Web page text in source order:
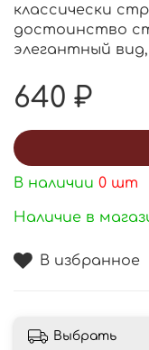
В избранное
классически
достоинство
элегантный
640 ₽
В наличии 0 шт
Наличие в
Выбрать